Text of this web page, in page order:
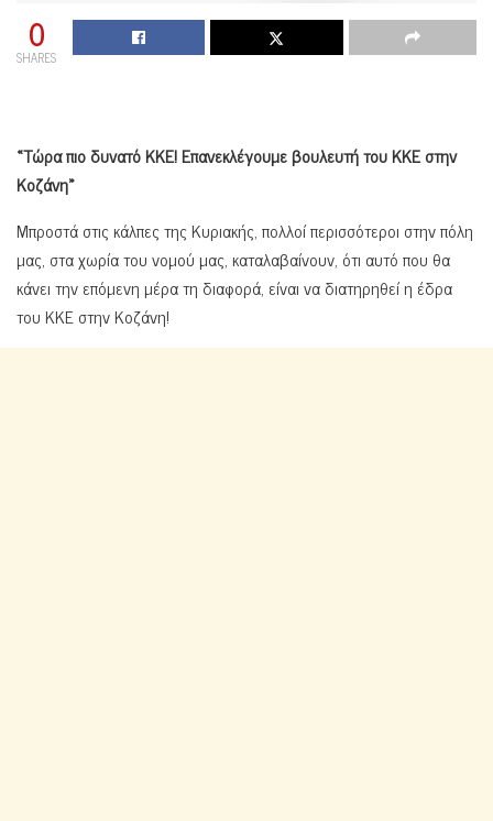
0
SHARES
«Τώρα πιο δυνατό ΚΚΕ! Επανεκλέγουμε βουλευτή του ΚΚΕ στην
Κοζάνη»
Μπροστά στις κάλπες της Κυριακής, πολλοί περισσότεροι στην πόλη
μας, στα χωρία του νομού μας, καταλαβαίνουν, ότι αυτό που θα
κάνει την επόμενη μέρα τη διαφορά, είναι να διατηρηθεί η έδρα
του ΚΚΕ στην Κοζάνη!